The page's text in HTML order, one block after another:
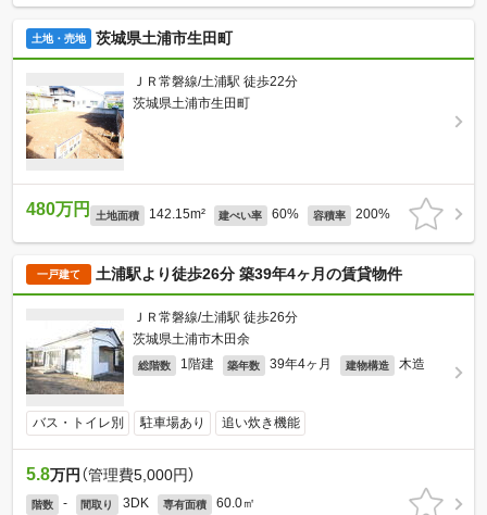
土地・売地 茨城県土浦市生田町
ＪＲ常磐線/土浦駅 徒歩22分
茨城県土浦市生田町
480万円 土地面積 142.15m² 建ぺい率 60% 容積率 200%
一戸建て 土浦駅より徒歩26分 築39年4ヶ月の賃貸物件
ＪＲ常磐線/土浦駅 徒歩26分
茨城県土浦市木田余
総階数 1階建 築年数 39年4ヶ月 建物構造 木造
バス・トイレ別 駐車場あり 追い炊き機能
5.8万円 （管理費5,000円）
階数 - 間取り 3DK 専有面積 60.0㎡